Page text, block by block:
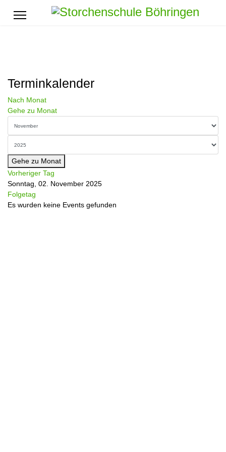
Terminkalender
Nach Monat
Gehe zu Monat
Gehe zu Monat
Vorheriger Tag
Sonntag, 02. November 2025
Folgetag
Es wurden keine Events gefunden